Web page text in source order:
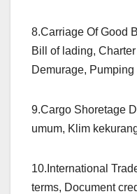
8.Carriage Of Good
Bill of lading,
Demurage, Pumping
9.Cargo Shoretage
umum, Klim
10.International
terms, Document